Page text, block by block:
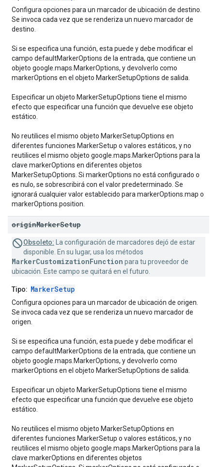
Configura opciones para un marcador de ubicación de destino.
Se invoca cada vez que se renderiza un nuevo marcador de
destino.
Si se especifica una función, esta puede y debe modificar el
campo defaultMarkerOptions de la entrada, que contiene un
objeto google.maps.MarkerOptions, y devolverlo como
markerOptions en el objeto MarkerSetupOptions de salida.
Especificar un objeto MarkerSetupOptions tiene el mismo
efecto que especificar una función que devuelve ese objeto
estático.
No reutilices el mismo objeto MarkerSetupOptions en
diferentes funciones MarkerSetup o valores estáticos, y no
reutilices el mismo objeto google.maps.MarkerOptions para la
clave markerOptions en diferentes objetos
MarkerSetupOptions. Si markerOptions no está configurado o
es nulo, se sobrescribirá con el valor predeterminado. Se
ignorará cualquier valor establecido para markerOptions.map o
markerOptions.position.
originMarkerSetup
Obsoleto: La configuración de marcadores dejó de estar
disponible. En su lugar, usa los métodos
MarkerCustomizationFunction para tu proveedor de
ubicación. Este campo se quitará en el futuro.
Tipo: MarkerSetup
Configura opciones para un marcador de ubicación de origen.
Se invoca cada vez que se renderiza un nuevo marcador de
origen.
Si se especifica una función, esta puede y debe modificar el
campo defaultMarkerOptions de la entrada, que contiene un
objeto google.maps.MarkerOptions, y devolverlo como
markerOptions en el objeto MarkerSetupOptions de salida.
Especificar un objeto MarkerSetupOptions tiene el mismo
efecto que especificar una función que devuelve ese objeto
estático.
No reutilices el mismo objeto MarkerSetupOptions en
diferentes funciones MarkerSetup o valores estáticos, y no
reutilices el mismo objeto google.maps.MarkerOptions para la
clave markerOptions en diferentes objetos